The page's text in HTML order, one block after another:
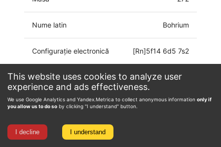
This website uses cookies to analyze user
experience and ads effectiveness.
We use Google Analytics and Yandex.Metrica to collect anonymous information only if
you allow us to do so by clicking "I understand" button.
I decline I understand
Nume latin Bohrium
Configurație electronică [Rn]5f14 6d5 7s2
Starea de oxidare 0, 3, 4, 5, 7